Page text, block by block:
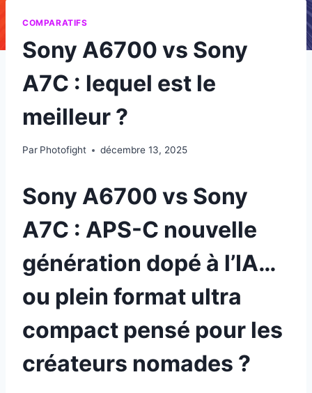
COMPARATIFS
Sony A6700 vs Sony
A7C : lequel est le
meilleur ?
Par Photofight décembre 13, 2025
Sony A6700 vs Sony
A7C : APS-C nouvelle
génération dopé à l’IA…
ou plein format ultra
compact pensé pour les
créateurs nomades ?